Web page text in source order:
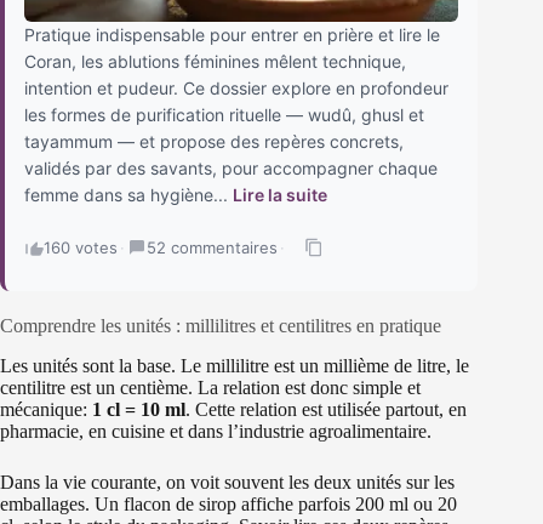
Pratique indispensable pour entrer en prière et lire le
Coran, les ablutions féminines mêlent technique,
intention et pudeur. Ce dossier explore en profondeur
les formes de purification rituelle — wudû, ghusl et
tayammum — et propose des repères concrets,
validés par des savants, pour accompagner chaque
femme dans sa hygiène... Lire la suite
160 votes · 52 commentaires ·
Comprendre les unités : millilitres et centilitres en pratique
Les unités sont la base. Le millilitre est un millième de litre, le
centilitre est un centième. La relation est donc simple et
mécanique: 1 cl = 10 ml. Cette relation est utilisée partout, en
pharmacie, en cuisine et dans l’industrie agroalimentaire.
Dans la vie courante, on voit souvent les deux unités sur les
emballages. Un flacon de sirop affiche parfois 200 ml ou 20